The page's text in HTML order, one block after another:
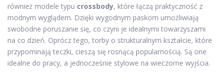
również modele typu crossbody, które łączą praktyczność z
modnym wyglądem. Dzięki wygodnym paskom umożliwiają
swobodne poruszanie się, co czyni je idealnymi towarzyszami
na co dzień. Oprócz tego, torby o strukturalnym kształcie, które
przypominają teczki, cieszą się rosnącą popularnością. Są one
idealne do pracy, a jednocześnie stylowe na wieczorne wyjścia.